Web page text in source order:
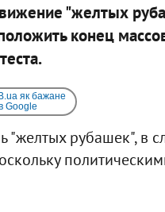
"желтых
конец
як бажане
Google
"желтых рубашек", в